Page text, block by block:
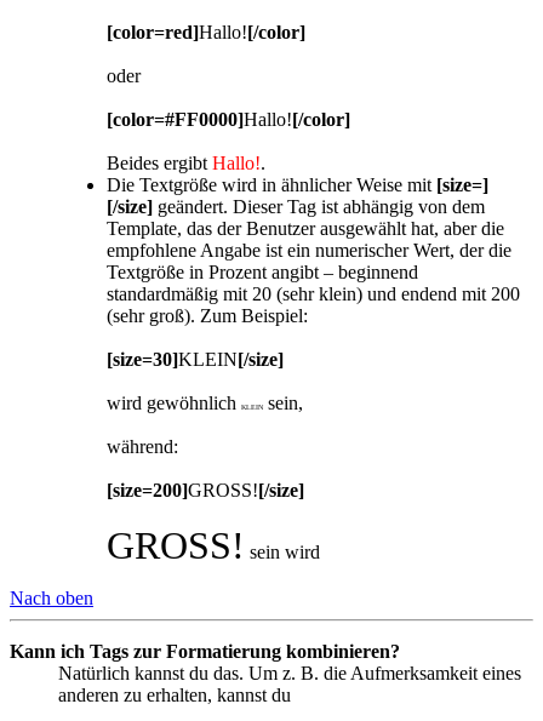
[color=red]Hallo![/color]
oder
[color=#FF0000]Hallo![/color]
Beides ergibt Hallo!.
Die Textgröße wird in ähnlicher Weise mit [size=]
[/size] geändert. Dieser Tag ist abhängig von dem
Template, das der Benutzer ausgewählt hat, aber die
empfohlene Angabe ist ein numerischer Wert, der die
Textgröße in Prozent angibt – beginnend
standardmäßig mit 20 (sehr klein) und endend mit 200
(sehr groß). Zum Beispiel:
[size=30]KLEIN[/size]
wird gewöhnlich KLEIN sein,
während:
[size=200]GROSS![/size]
GROSS! sein wird
Nach oben
Kann ich Tags zur Formatierung kombinieren?
Natürlich kannst du das. Um z. B. die Aufmerksamkeit eines
anderen zu erhalten, kannst du